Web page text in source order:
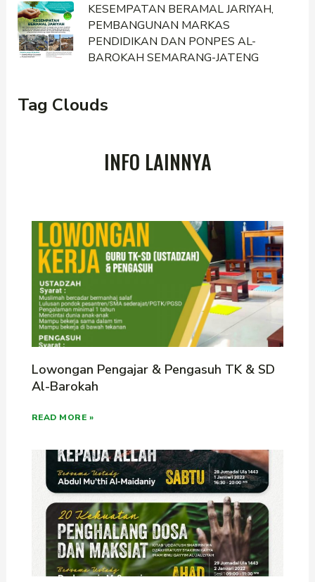
KESEMPATAN BERAMAL JARIYAH,
PEMBANGUNAN MARKAS
PENDIDIKAN DAN PONPES AL-
BAROKAH SEMARANG-JATENG
Tag Clouds
INFO LAINNYA
Lowongan Pengajar & Pengasuh TK & SD
Al-Barokah
READ MORE »